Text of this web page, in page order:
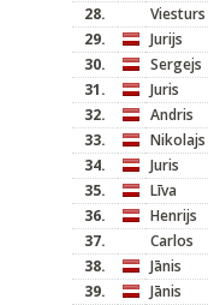
28.
Viesturs
29.
Jurijs
30.
Sergejs
31.
Juris
32.
Andris
33.
Nikolajs
34.
Juris
35.
Līva
36.
Henrijs
37.
Carlos
38.
Jānis
39.
Jānis